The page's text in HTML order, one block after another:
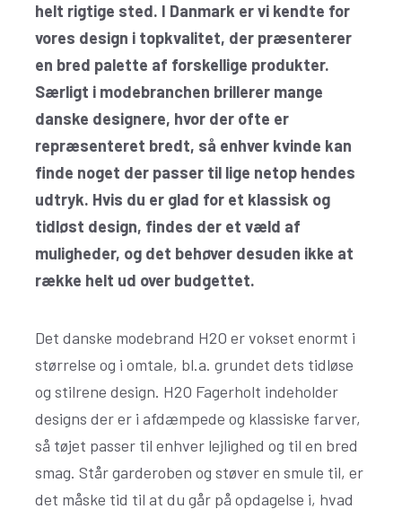
helt rigtige sted. I Danmark er vi kendte for
vores design i topkvalitet, der præsenterer
en bred palette af forskellige produkter.
Særligt i modebranchen brillerer mange
danske designere, hvor der ofte er
repræsenteret bredt, så enhver kvinde kan
finde noget der passer til lige netop hendes
udtryk. Hvis du er glad for et klassisk og
tidløst design, findes der et væld af
muligheder, og det behøver desuden ikke at
række helt ud over budgettet.
Det danske modebrand H2O er vokset enormt i
størrelse og i omtale, bl.a. grundet dets tidløse
og stilrene design. H2O Fagerholt indeholder
designs der er i afdæmpede og klassiske farver,
så tøjet passer til enhver lejlighed og til en bred
smag. Står garderoben og støver en smule til, er
det måske tid til at du går på opdagelse i, hvad